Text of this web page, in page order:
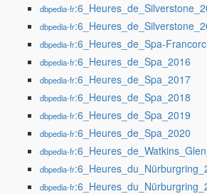
dbpedia-fr
dbpedia-fr
dbpedia-fr:6_Heures_de_Spa-
dbpedia-fr:6_Heures_de_Spa_2016
dbpedia-fr:6_Heures_de_Spa_2017
dbpedia-fr:6_Heures_de_Spa_2018
dbpedia-fr:6_Heures_de_Spa_2019
dbpedia-fr:6_Heures_de_Spa_2020
dbpedia-fr
dbpedia-fr
dbpedia-fr